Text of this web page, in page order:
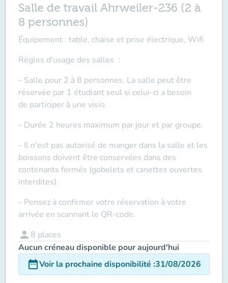
Salle de travail Ahrweiler-236 (2 à
8 personnes)
Équipement : table, chaise et prise électrique, Wifi
Règles d'usage des salles :
- Salle pour 2 à 8 personnes. La salle peut être
réservée par 1 étudiant seul si celui-ci a besoin
de participer à une visio.
- Durée 2 heures maximum par jour et par groupe.
- Il n'est pas autorisé de manger dans la salle et les
boissons doivent être conservées dans des
contenants fermés (gobelets et canettes ouvertes
interdites).
- Pensez à confirmer votre réservation à votre
arrivée en scannant le QR-code.
person 8 places
Aucun créneau disponible pour aujourd'hui
date_rangeVoir la prochaine disponibilité :31/08/2026